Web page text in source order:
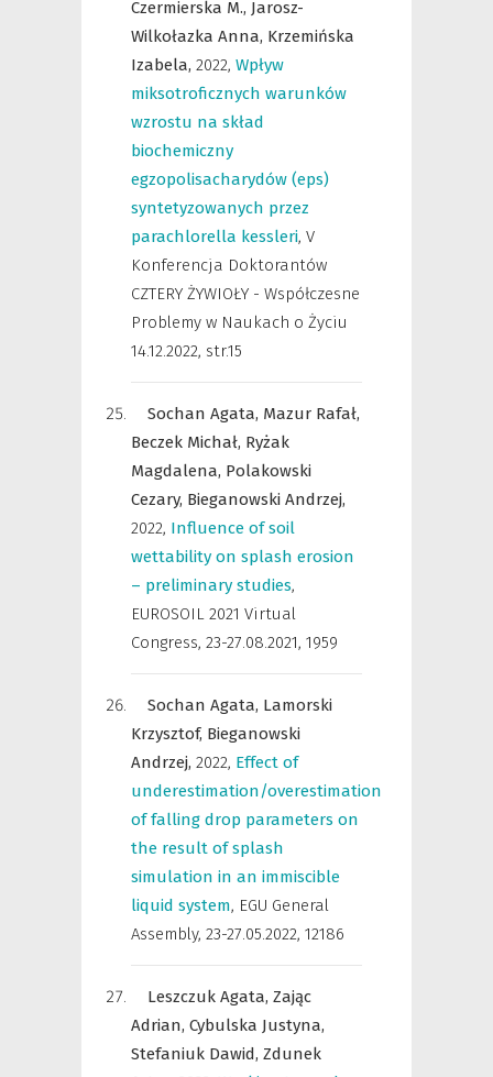
Czermierska M., Jarosz-
Wilkołazka Anna, Krzemińska
Izabela, 2022, Wpływ
miksotroficznych warunków
wzrostu na skład
biochemiczny
egzopolisacharydów (eps)
syntetyzowanych przez
parachlorella kessleri, V
Konferencja Doktorantów
CZTERY ŻYWIOŁY - Współczesne
Problemy w Naukach o Życiu
14.12.2022, str.15
Sochan Agata, Mazur Rafał,
Beczek Michał, Ryżak
Magdalena, Polakowski
Cezary, Bieganowski Andrzej,
2022, Influence of soil
wettability on splash erosion
– preliminary studies,
EUROSOIL 2021 Virtual
Congress, 23-27.08.2021, 1959
Sochan Agata, Lamorski
Krzysztof, Bieganowski
Andrzej, 2022, Effect of
underestimation/overestimation
of falling drop parameters on
the result of splash
simulation in an immiscible
liquid system, EGU General
Assembly, 23-27.05.2022, 12186
Leszczuk Agata, Zając
Adrian, Cybulska Justyna,
Stefaniuk Dawid, Zdunek